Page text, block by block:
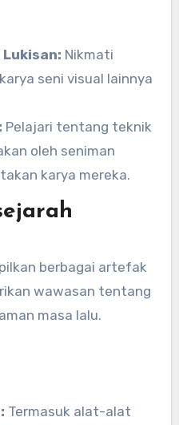
Nikmati
seni visual lainnya
Pelajari tentang teknik
oleh seniman
karya mereka.
berbagai artefak
wawasan tentang
masa lalu.
Termasuk alat-alat